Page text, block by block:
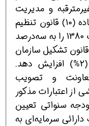
و مدیریت
خشکسالی، تنخواه‌گردان موضوع ماده (10) قانون تنظیم
بخشی از مقررات مالی دولت مصوب 1380 را به سه‌درصد
اعتبارات موضوع ماده (12) قانون تشکیل سازمان
مدیریت بحران را به دو درصد (2%) افزایش دهد.
معاونت و تصویب
اعتبارات مذکور
سنواتی تعیین
سرمایه‌ای به